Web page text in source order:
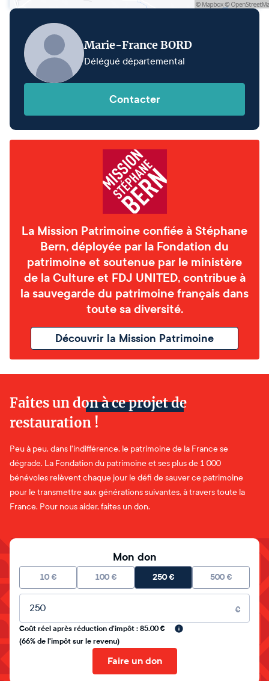
Marie-France BORD
Délégué départemental
Contacter
La Mission Patrimoine confiée à Stéphane
Bern, déployée par la Fondation du
patrimoine et soutenue par le ministère
de la Culture et FDJ UNITED, contribue à
la sauvegarde du patrimoine français dans
toute sa diversité.
Découvrir la Mission Patrimoine
Faites un don à ce projet de
restauration !
Peu à peu, dans l'indifférence, le patrimoine de la France se
dégrade. La Fondation du patrimoine et ses plus de 1 000
bénévoles relèvent chaque jour le défi de sauver ce patrimoine
pour le transmettre aux générations suivantes, à travers toute la
France. Pour nous aider, faites un don.
Mon don
10 € 100 € 250€ 500 €
Montant libre
€
Coût réel après réduction d'impôt : 85.00 €
(66% de l'impôt sur le revenu)
Faire un don